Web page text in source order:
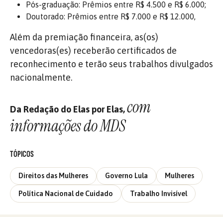
Pós-graduação: Prêmios entre R$ 4.500 e R$ 6.000;
Doutorado: Prêmios entre R$ 7.000 e R$ 12.000,
Além da premiação financeira, as(os)
vencedoras(es) receberão certificados de
reconhecimento e terão seus trabalhos divulgados
nacionalmente.
Da Redação do Elas por Elas,com
informações do MDS
TÓPICOS
Direitos das Mulheres Governo Lula Mulheres
Política Nacional de Cuidado Trabalho Invisível